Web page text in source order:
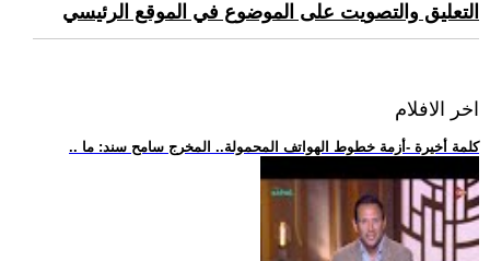
التعليق والتصويت على الموضوع في الموقع الرئيسي
اخر الافلام
.. كلمة أخيرة -أزمة خطوط الهواتف المحمولة.. المخرج سامح سند: ما